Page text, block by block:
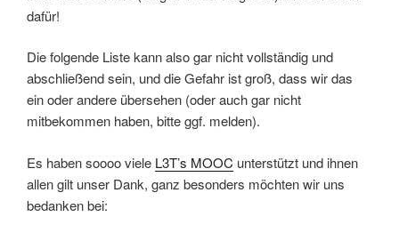
dafür!
Die folgende Liste kann also gar nicht vollständig und
abschließend sein, und die Gefahr ist groß, dass wir das
ein oder andere übersehen (oder auch gar nicht
mitbekommen haben, bitte ggf. melden).
Es haben soooo viele L3T’s MOOC unterstützt und ihnen
allen gilt unser Dank, ganz besonders möchten wir uns
bedanken bei: